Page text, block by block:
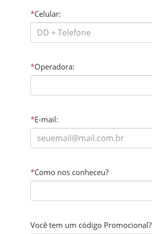
*Celular:
*Operadora:
*E-mail:
*Como nos conheceu?
Você tem um código Promocional?